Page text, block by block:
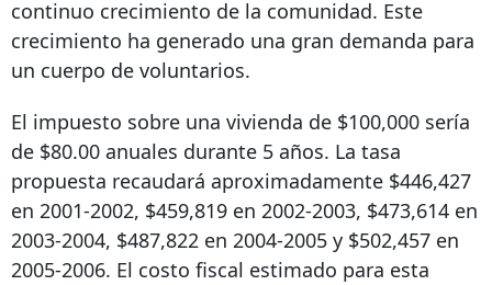
continuo crecimiento de la comunidad. Este
crecimiento ha generado una gran demanda para
un cuerpo de voluntarios.
El impuesto sobre una vivienda de $100,000 sería
de $80.00 anuales durante 5 años. La tasa
propuesta recaudará aproximadamente $446,427
en 2001-2002, $459,819 en 2002-2003, $473,614 en
2003-2004, $487,822 en 2004-2005 y $502,457 en
2005-2006. El costo fiscal estimado para esta